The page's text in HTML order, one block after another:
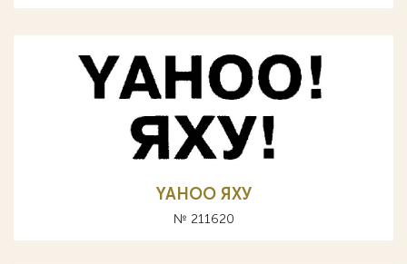
YAHOO ЯХУ
№ 211620